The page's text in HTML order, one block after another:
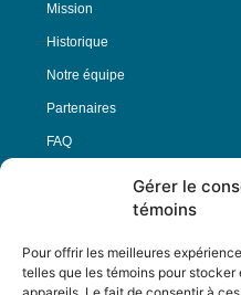
Gérer le
témoins
Pour offrir les meilleures
telles que les témoins pour
Mission
Historique
Notre équipe
Partenaires
FAQ